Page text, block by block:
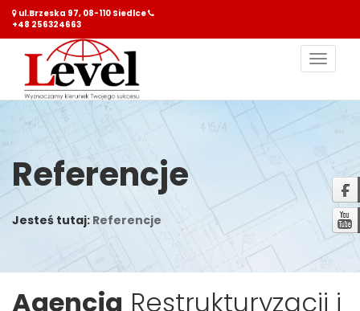
ul.Brzeska 97, 08-110 Siedlce
+48 256324663
Referencje
Jesteś tutaj: Referencje
Agencja Restrukturyzacji i